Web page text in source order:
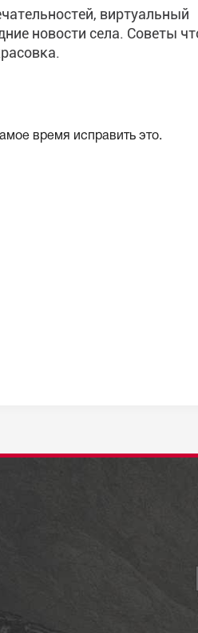
виртуальный
новости села. Советы
время исправить это.